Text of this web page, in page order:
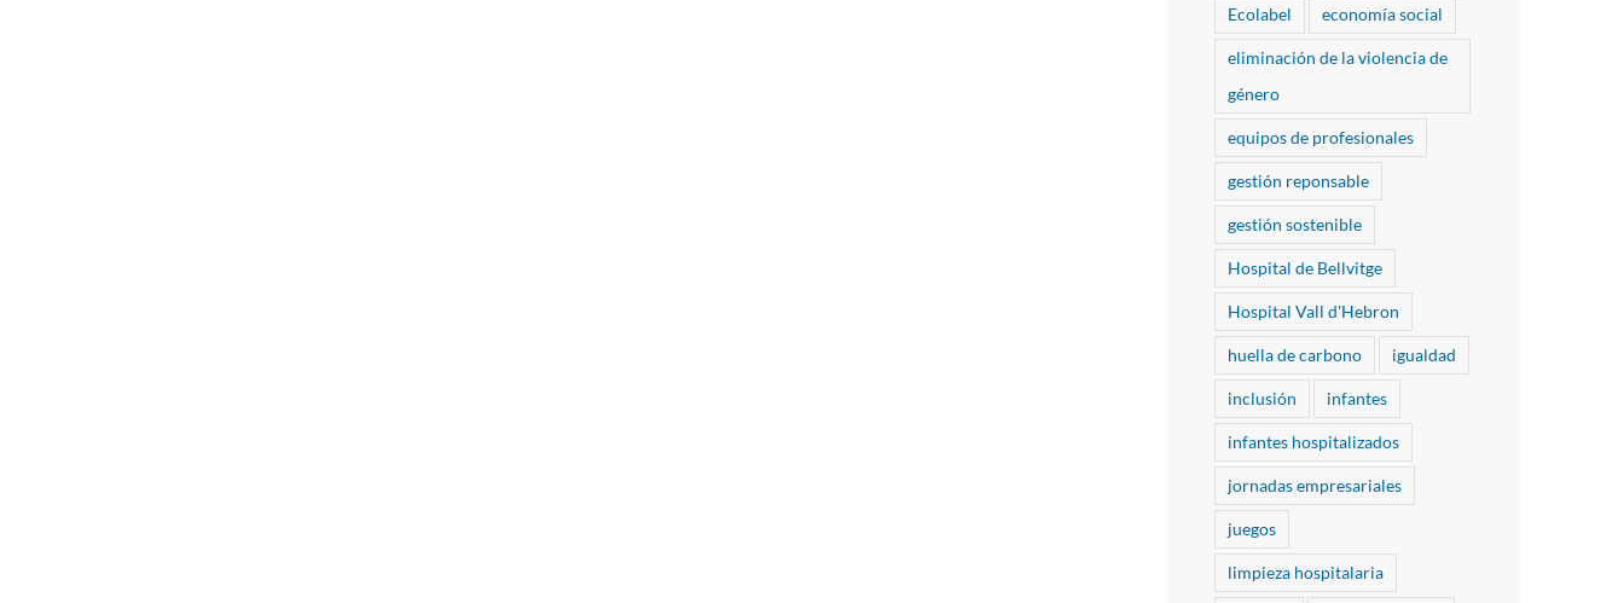
Ecolabel economía social
eliminación de la violencia de
género
equipos de profesionales
gestión reponsable
gestión sostenible
Hospital de Bellvitge
Hospital Vall d'Hebron
huella de carbono igualdad
inclusión infantes
infantes hospitalizados
jornadas empresariales
juegos
limpieza hospitalaria